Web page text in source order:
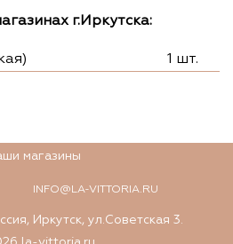
г.Иркутска:
1 шт.
магазины
INFO@LA-VITTORIA.RU
Иркутск, ул.Советская 3.